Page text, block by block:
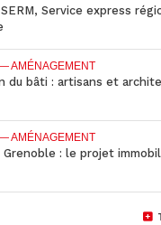
Service express
AMÉNAGEMENT
du bâti : artisans et
AMÉNAGEMENT
Grenoble : le projet